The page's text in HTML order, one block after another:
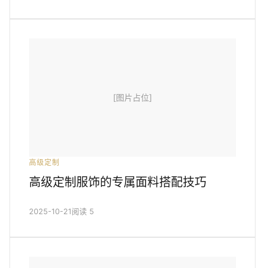
[图片占位]
高级定制
高级定制服饰的专属面料搭配技巧
2025-10-21 阅读 5